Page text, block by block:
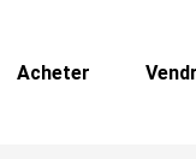
Acheter